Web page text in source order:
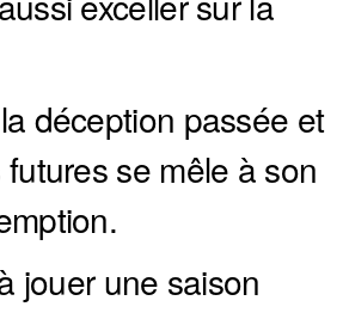
déception passée et
se mêle à son
jouer une saison